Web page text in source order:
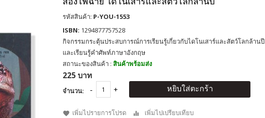
รหัสสินค้า: P-YOU-1553
ISBN: 1294877757528
กิจกรรมกระตุ้นประสบการณ์การเรียนรู้เกี่ยวกับไดโนเสาร์และสัตว์โลกล้านปี
และเรียนรู้คำศัพท์ภาษาอังกฤษ
สถานะของสินค้า : สินค้าพร้อมส่ง
225 บาท
จำนวน: หยิบใส่ตะกร้า
เพิ่มไปรายการโปรด เพิ่มไปเปรียบเทียบ